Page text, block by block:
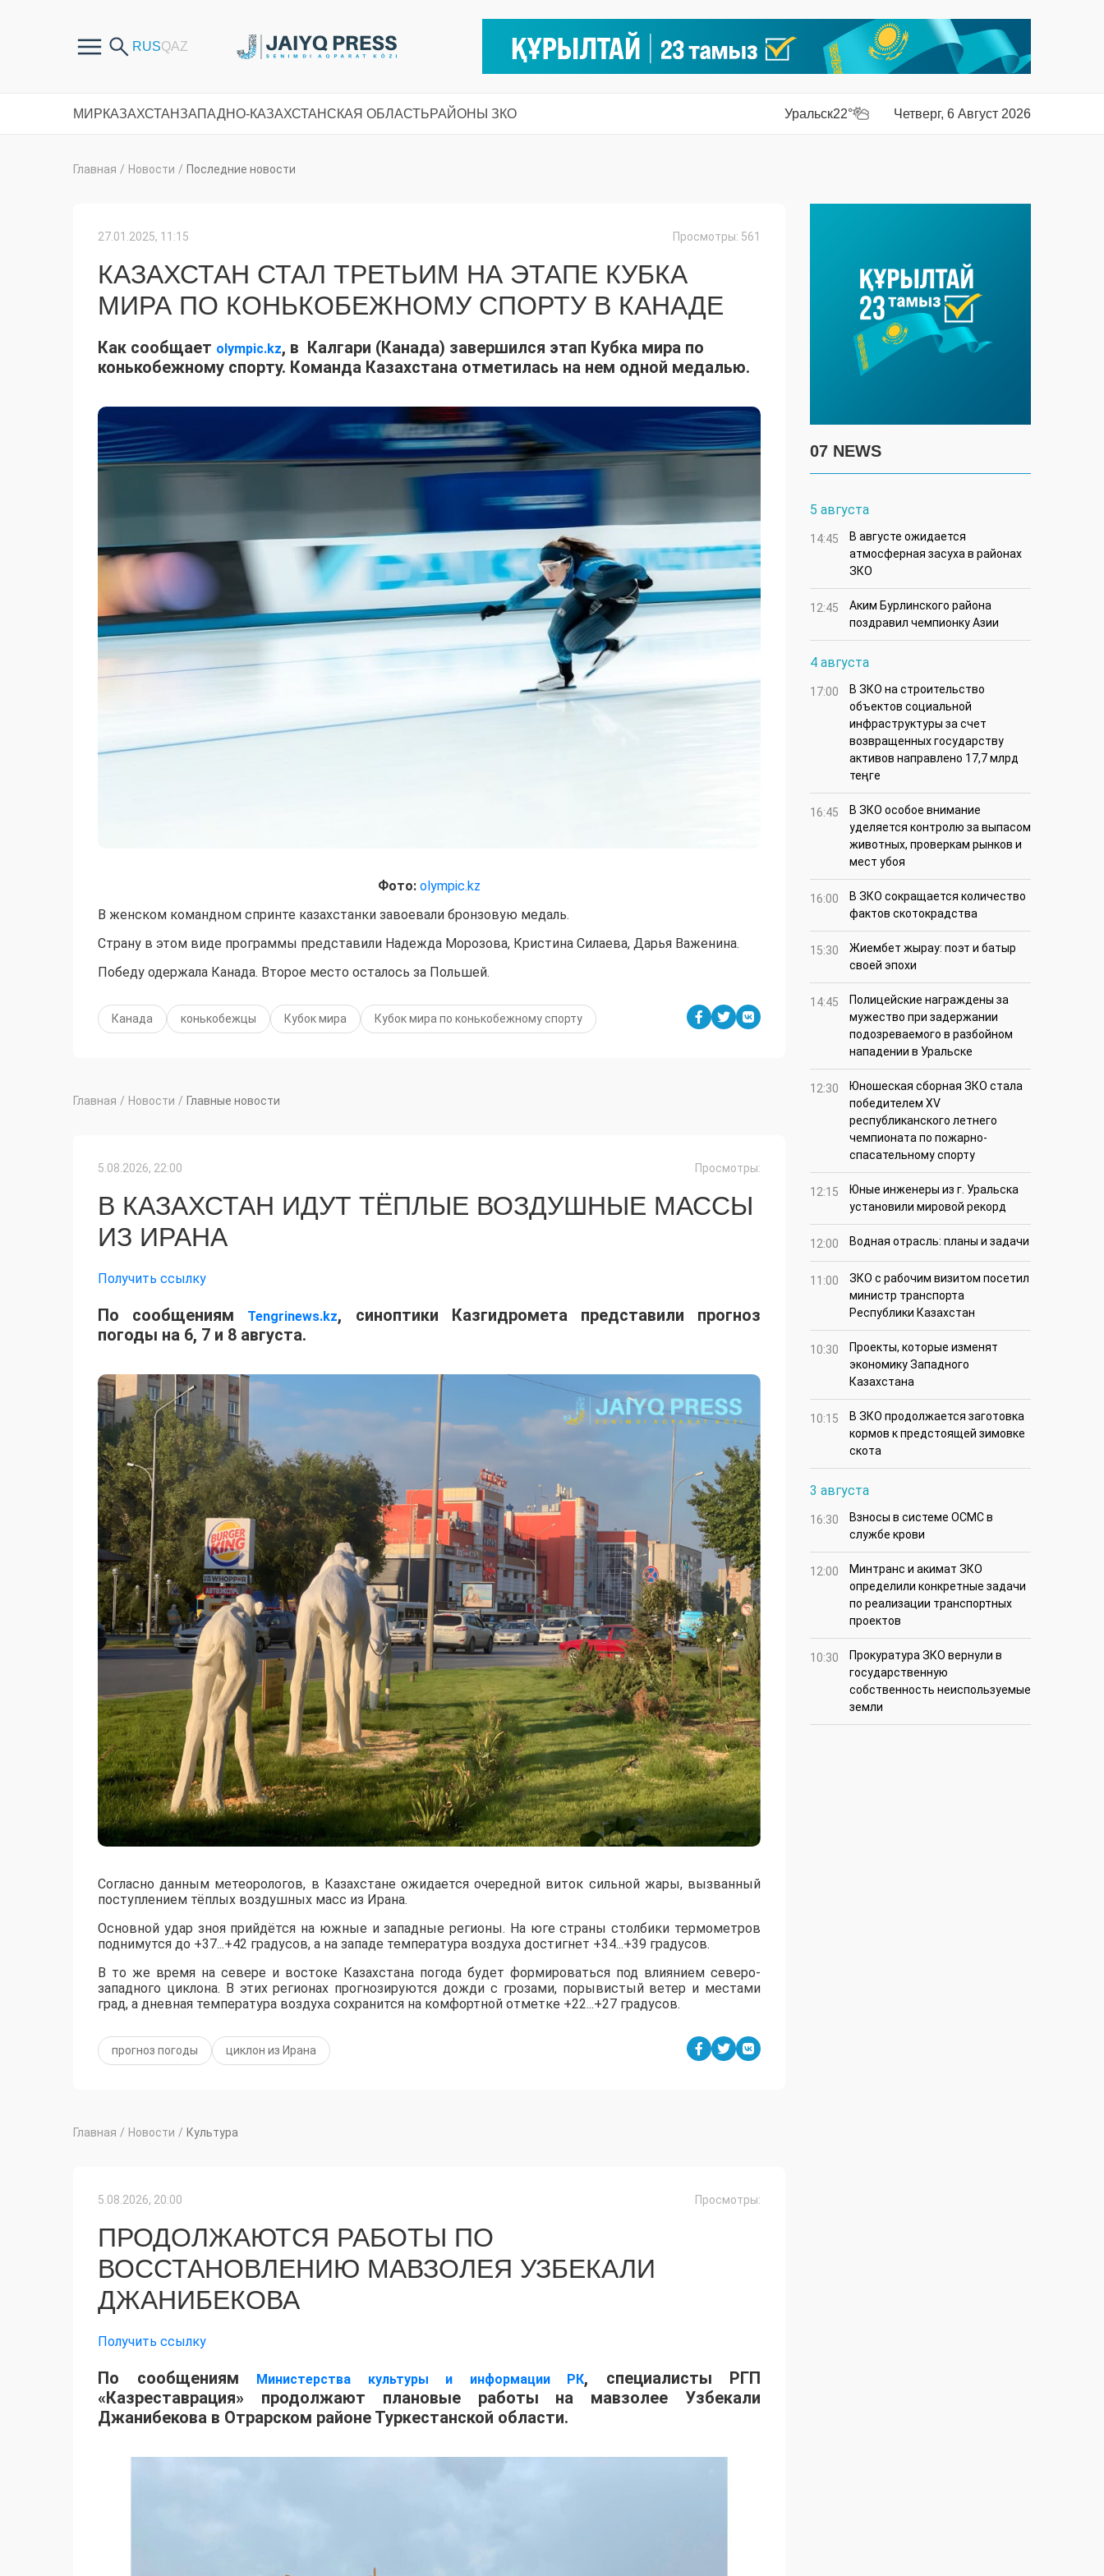
МИРКАЗАХСТАНЗАПАДНО-КАЗАХСТАНСКАЯ ОБЛАСТЬРАЙОНЫ ЗКО Уральск22° Четверг, 6 Август 2026
Главная / Новости / Последние новости
27.01.2025, 11:15 Просмотры: 561
КАЗАХСТАН СТАЛ ТРЕТЬИМ НА ЭТАПЕ КУБКА
МИРА ПО КОНЬКОБЕЖНОМУ СПОРТУ В КАНАДЕ
Как сообщает olympic.kz, в Калгари (Канада) завершился этап Кубка мира по
конькобежному спорту. Команда Казахстана отметилась на нем одной медалью.
Фото: olympic.kz
В женском командном спринте казахстанки завоевали бронзовую медаль.
Страну в этом виде программы представили Надежда Морозова, Кристина Силаева, Дарья Важенина.
Победу одержала Канада. Второе место осталось за Польшей.
Канада конькобежцы Кубок мира Кубок мира по конькобежному спорту
Главная / Новости / Главные новости
5.08.2026, 22:00 Просмотры:
В КАЗАХСТАН ИДУТ ТЁПЛЫЕ ВОЗДУШНЫЕ МАССЫ
ИЗ ИРАНА
Получить ссылку
По сообщениям Tengrinews.kz, синоптики Казгидромета представили прогноз
погоды на 6, 7 и 8 августа.
Согласно данным метеорологов, в Казахстане ожидается очередной виток сильной жары, вызванный
поступлением тёплых воздушных масс из Ирана.
​Основной удар зноя прийдётся на южные и западные регионы. На юге страны столбики термометров
поднимутся до +37...+42 градусов, а на западе температура воздуха достигнет +34...+39 градусов.
​В то же время на севере и востоке Казахстана погода будет формироваться под влиянием северо-
западного циклона. В этих регионах прогнозируются дожди с грозами, порывистый ветер и местами
град, а дневная температура воздуха сохранится на комфортной отметке +22...+27 градусов.
прогноз погоды циклон из Ирана
Главная / Новости / Культура
5.08.2026, 20:00 Просмотры:
ПРОДОЛЖАЮТСЯ РАБОТЫ ПО
ВОССТАНОВЛЕНИЮ МАВЗОЛЕЯ УЗБЕКАЛИ
ДЖАНИБЕКОВА
Получить ссылку
По сообщениям Министерства культуры и информации РК, специалисты РГП
«Казреставрация» продолжают плановые работы на мавзолее Узбекали
Джанибекова в Отрарском районе Туркестанской области.
07 NEWS
5 августа
14:45
В августе ожидается
атмосферная засуха в районах
ЗКО
12:45
Аким Бурлинского района
поздравил чемпионку Азии
4 августа
17:00
В ЗКО на строительство
объектов социальной
инфраструктуры за счет
возвращенных государству
активов направлено 17,7 млрд
теңге
16:45
В ЗКО особое внимание
уделяется контролю за выпасом
животных, проверкам рынков и
мест убоя
16:00
В ЗКО сокращается количество
фактов скотокрадства
15:30
Жиембет жырау: поэт и батыр
своей эпохи
14:45
Полицейские награждены за
мужество при задержании
подозреваемого в разбойном
нападении в Уральске
12:30
Юношеская сборная ЗКО стала
победителем XV
республиканского летнего
чемпионата по пожарно-
спасательному спорту
12:15
Юные инженеры из г. Уральска
установили мировой рекорд
12:00 Водная отрасль: планы и задачи
11:00
ЗКО с рабочим визитом посетил
министр транспорта
Республики Казахстан
10:30
Проекты, которые изменят
экономику Западного
Казахстана
10:15
В ЗКО продолжается заготовка
кормов к предстоящей зимовке
скота
3 августа
16:30
Взносы в системе ОСМС в
службе крови
12:00
Минтранс и акимат ЗКО
определили конкретные задачи
по реализации транспортных
проектов
10:30
Прокуратура ЗКО вернули в
государственную
собственность неиспользуемые
земли